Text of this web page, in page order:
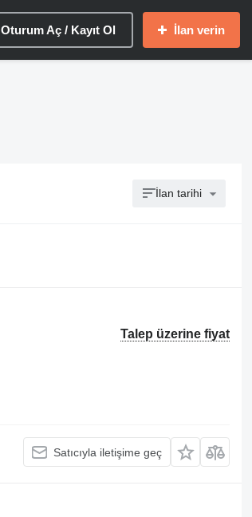
Oturum Aç / Kayıt Ol İlan verin
İlan tarihi
Talep üzerine fiyat
Satıcıyla iletişime geç